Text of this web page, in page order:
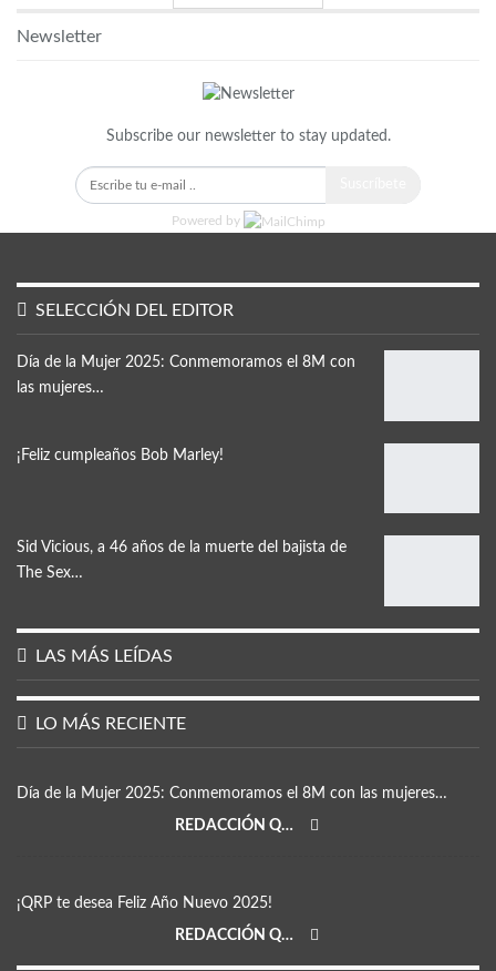
Newsletter
Subscribe our newsletter to stay updated.
Powered by
SELECCIÓN DEL EDITOR
Día de la Mujer 2025: Conmemoramos el 8M con
las mujeres…
¡Feliz cumpleaños Bob Marley!
Sid Vicious, a 46 años de la muerte del bajista de
The Sex…
LAS MÁS LEÍDAS
LO MÁS RECIENTE
Día de la Mujer 2025: Conmemoramos el 8M con las mujeres…
REDACCIÓN QRP
¡QRP te desea Feliz Año Nuevo 2025!
REDACCIÓN QRP